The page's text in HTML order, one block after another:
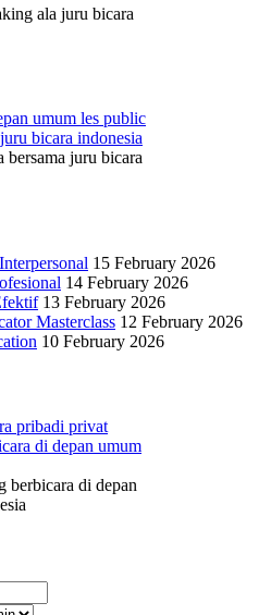
ala juru bicara
bersama juru bicara
15 February 2026
14 February 2026
13 February 2026
Masterclass 12 February 2026
10 February 2026
berbicara di depan